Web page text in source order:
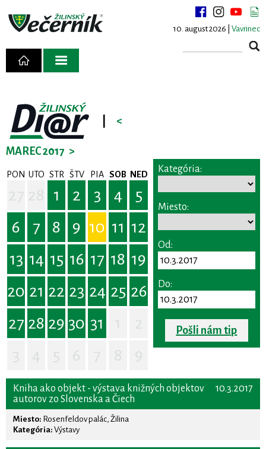
10. august 2026 | Vavrinec
<
MAREC 2017 >
PON UTO STR ŠTV PIA SOB NED
1 2 3 4
5
6
7 8 9 10 11 12
13 14 15 16 17 18 19
20 21 22 23 24 25 26
27 28 29 30 31
Kategória:
Miesto:
Od:
Do:
Pošli nám tip
10.3.2017
Kniha ako objekt - výstava knižných objektov
autorov zo Slovenska a Čiech
Miesto: Rosenfeldov palác, Žilina
Kategória: Výstavy